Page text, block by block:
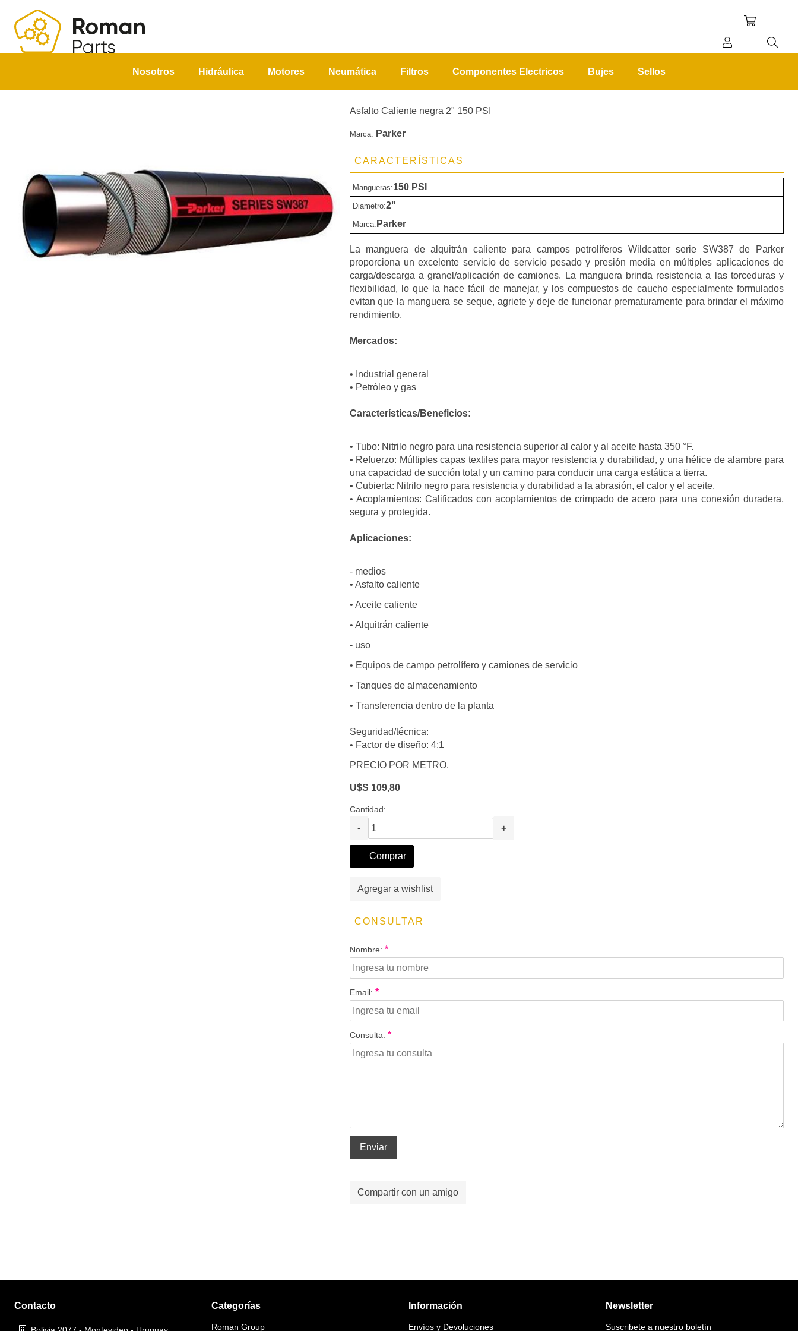
Nosotros Hidráulica Motores Neumática Filtros Componentes Electricos Bujes Sellos
Asfalto Caliente negra 2" 150 PSI
Marca: Parker
CARACTERÍSTICAS
Mangueras:150 PSI
Diametro:2"
Marca: Parker
La manguera de alquitrán caliente para campos petrolíferos Wildcatter serie SW387 de Parker
proporciona un excelente servicio de servicio pesado y presión media en múltiples aplicaciones de
carga/descarga a granel/aplicación de camiones. La manguera brinda resistencia a las torceduras y
flexibilidad, lo que la hace fácil de manejar, y los compuestos de caucho especialmente formulados
evitan que la manguera se seque, agriete y deje de funcionar prematuramente para brindar el máximo
rendimiento.
Mercados:
• Industrial general
• Petróleo y gas
Características/Beneficios:
• Tubo: Nitrilo negro para una resistencia superior al calor y al aceite hasta 350 °F.
• Refuerzo: Múltiples capas textiles para mayor resistencia y durabilidad, y una hélice de alambre para
una capacidad de succión total y un camino para conducir una carga estática a tierra.
• Cubierta: Nitrilo negro para resistencia y durabilidad a la abrasión, el calor y el aceite.
• Acoplamientos: Calificados con acoplamientos de crimpado de acero para una conexión duradera,
segura y protegida.
Aplicaciones:
- medios
• Asfalto caliente
• Aceite caliente
• Alquitrán caliente
- uso
• Equipos de campo petrolífero y camiones de servicio
• Tanques de almacenamiento
• Transferencia dentro de la planta
Seguridad/técnica:
• Factor de diseño: 4:1
PRECIO POR METRO.
U$S 109,80
Cantidad:
- +
Comprar
Agregar a wishlist
CONSULTAR
Nombre: *
Email: *
Consulta: *
Enviar
Compartir con un amigo
Contacto Categorías
Roman Group
Información
Envíos y Devoluciones
Newsletter
Suscribete a nuestro boletín